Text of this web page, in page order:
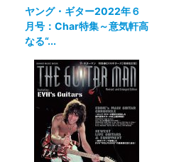
ヤング・ギター2022年６
月号：Char特集～意気軒高
なる“...